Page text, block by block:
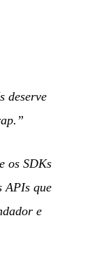
deserve
os SDKs
APIs que
e